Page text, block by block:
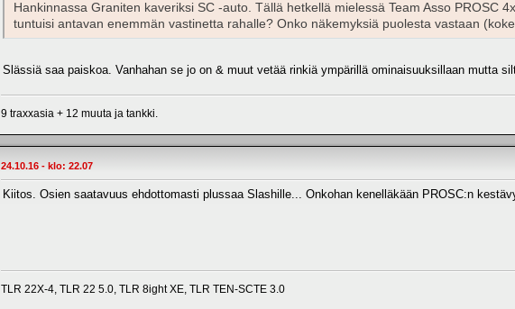
Hankinnassa Graniten kaveriksi SC -auto. Tällä hetkellä mielessä Team Asso PROSC
tuntuisi antavan enemmän vastinetta rahalle? Onko näkemyksiä puolesta vastaan
Slässiä saa paiskoa. Vanhahan se jo on & muut vetää rinkiä ympärillä ominaisuuksillaan mutta
9 traxxasia + 12 muuta ja tankki.
24.10.16 - klo: 22.07
Kiitos. Osien saatavuus ehdottomasti plussaa Slashille... Onkohan kenelläkään PROSC:n
TLR 22X-4, TLR 22 5.0, TLR 8ight XE, TLR TEN-SCTE 3.0